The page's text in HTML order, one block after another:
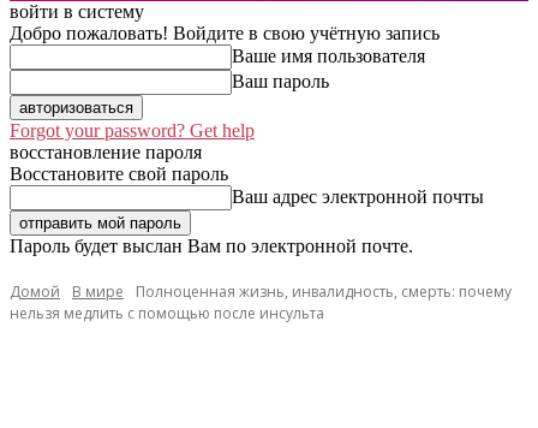
войти в систему
Добро пожаловать! Войдите в свою учётную запись
Ваше имя пользователя
Ваш пароль
Forgot your password? Get help
восстановление пароля
Восстановите свой пароль
Ваш адрес электронной почты
Пароль будет выслан Вам по электронной почте.
Домой В мире
Полноценная жизнь, инвалидность, смерть: почему
нельзя медлить с помощью после инсульта